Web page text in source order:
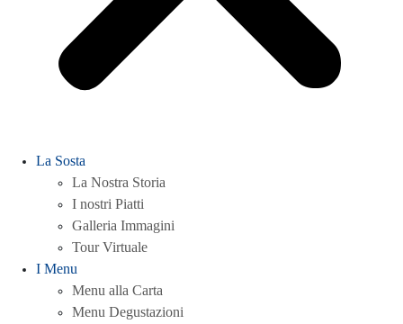
La Sosta
La Nostra Storia
I nostri Piatti
Galleria Immagini
Tour Virtuale
I Menu
Menu alla Carta
Menu Degustazioni